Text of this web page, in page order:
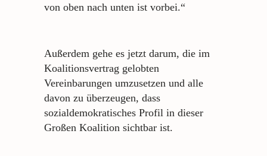
von oben nach unten ist vorbei.“
Außerdem gehe es jetzt darum, die im
Koalitionsvertrag gelobten
Vereinbarungen umzusetzen und alle
davon zu überzeugen, dass
sozialdemokratisches Profil in dieser
Großen Koalition sichtbar ist.